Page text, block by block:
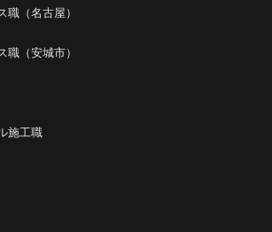
職（名古屋）
職（安城市）
施工職